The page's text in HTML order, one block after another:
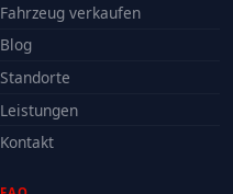
Fahrzeug verkaufen
Blog
Standorte
Leistungen
Kontakt